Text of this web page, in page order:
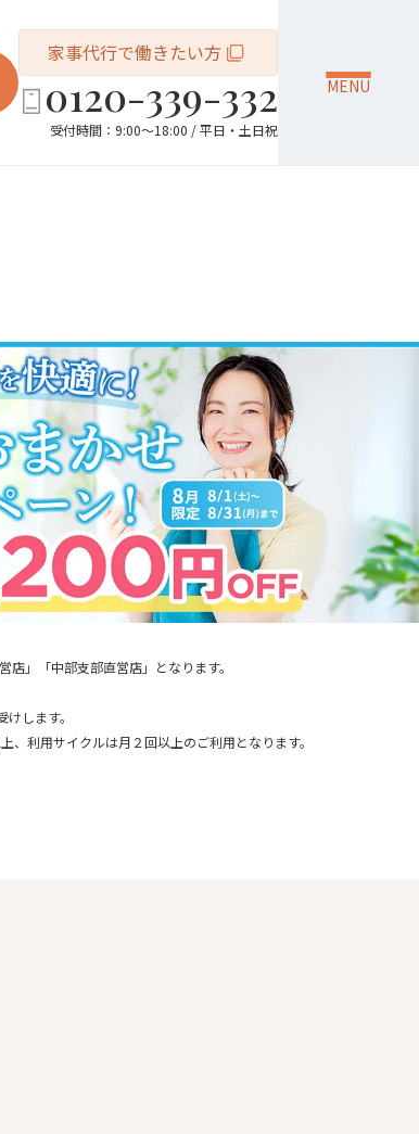
家事代行で働きたい方
0120-339-332
受付時間：9:00～18:00 / 平日・土日祝
MENU
」「中部支部直営店」となります。
します。
、利用サイクルは月２回以上のご利用となります。